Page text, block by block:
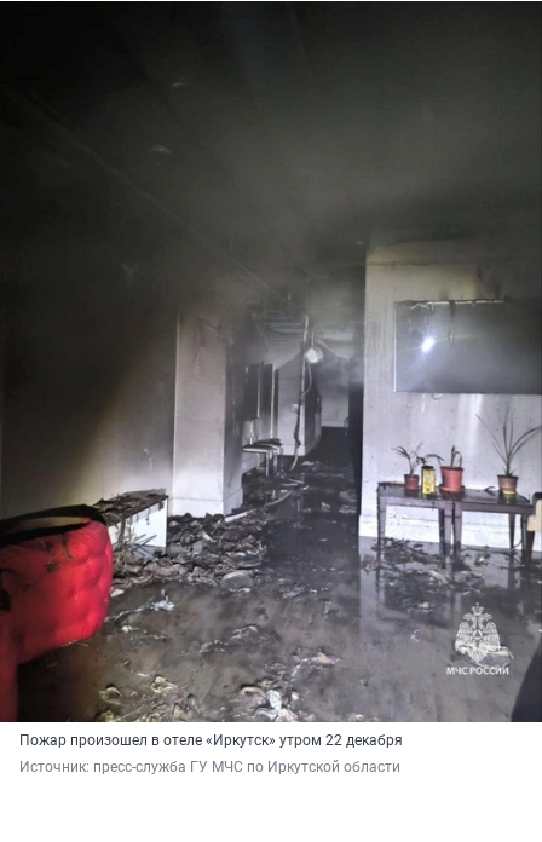
Пожар произошел в отеле «Иркутск» утром 22 декабря
Источник: пресс-служба ГУ МЧС по Иркутской области